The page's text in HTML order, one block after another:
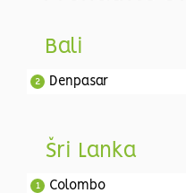
Bali
Denpasar
2
Šri Lanka
Colombo
1